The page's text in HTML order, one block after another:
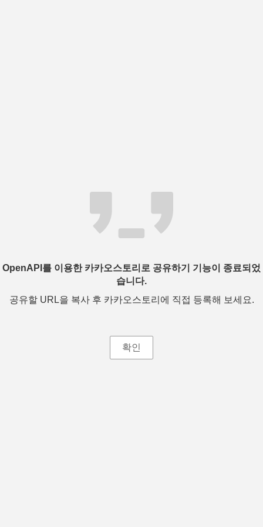
OpenAPI를 이용한 카카오스토리로 공유하기 기능이 종료되었
습니다.
공유할 URL을 복사 후 카카오스토리에 직접 등록해 보세요.
확인